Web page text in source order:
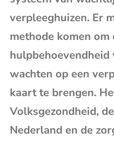
verpleeghuizen. Er
methode komen om
hulpbehoevendheid
wachten op een
kaart te brengen.
Volksgezondheid,
Nederland en de